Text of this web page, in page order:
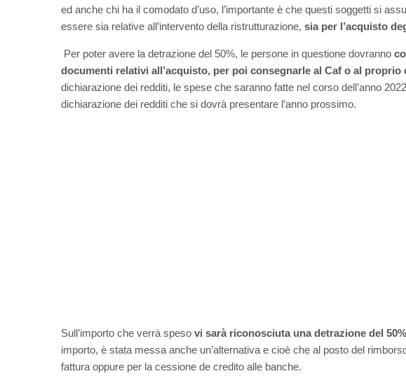
ed anche chi ha il comodato d’uso, l’importante è che questi soggetti si
essere sia relative all’intervento della ristrutturazione, sia per l’acquisto
Per poter avere la detrazione del 50%, le persone in questione dovranno
documenti relativi all’acquisto, per poi consegnarle al Caf o al proprio
dichiarazione dei redditi, le spese che saranno fatte nel corso dell’anno
dichiarazione dei redditi che si dovrà presentare l’anno prossimo.
Sull’importo che verrà speso vi sarà riconosciuta una detrazione del
importo, è stata messa anche un’alternativa e cioè che al posto del
fattura oppure per la cessione de credito alle banche.